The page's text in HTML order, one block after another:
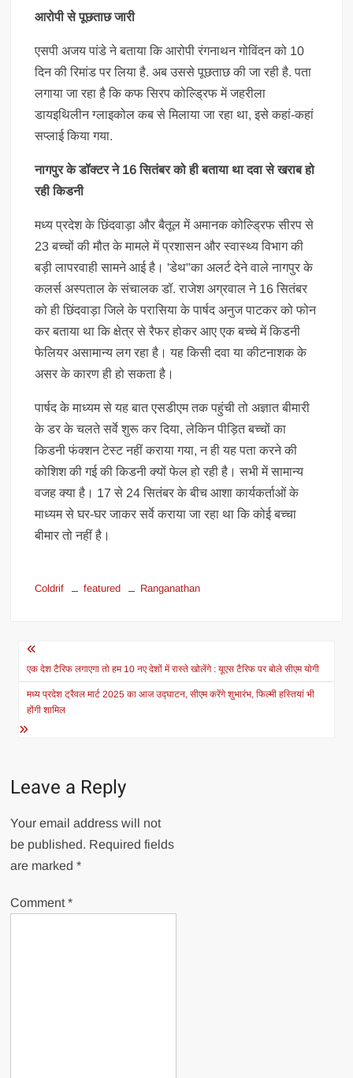
आरोपी से पूछताछ जारी
एसपी अजय पांडे ने बताया कि आरोपी रंगनाथन गोविंदन को 10
दिन की रिमांड पर लिया है. अब उससे पूछताछ की जा रही है. पता
लगाया जा रहा है कि कफ सिरप कोल्ड्रिफ में जहरीला
डायइथिलीन ग्लाइकोल कब से मिलाया जा रहा था, इसे कहां-कहां
सप्लाई किया गया.
नागपुर के डॉक्टर ने 16 सितंबर को ही बताया था दवा से खराब हो
रही किडनी
मध्य प्रदेश के छिंदवाड़ा और बैतूल में अमानक कोल्ड्रिफ सीरप से
23 बच्चों की मौत के मामले में प्रशासन और स्वास्थ्य विभाग की
बड़ी लापरवाही सामने आई है। 'डेथ"का अलर्ट देने वाले नागपुर के
कलर्स अस्पताल के संचालक डॉ. राजेश अग्रवाल ने 16 सितंबर
को ही छिंदवाड़ा जिले के परासिया के पार्षद अनुज पाटकर को फोन
कर बताया था कि क्षेत्र से रैफर होकर आए एक बच्चे में किडनी
फेलियर असामान्य लग रहा है। यह किसी दवा या कीटनाशक के
असर के कारण ही हो सकता है।
पार्षद के माध्यम से यह बात एसडीएम तक पहुंची तो अज्ञात बीमारी
के डर के चलते सर्वे शुरू कर दिया, लेकिन पीड़ित बच्चों का
किडनी फंक्शन टेस्ट नहीं कराया गया, न ही यह पता करने की
कोशिश की गई की किडनी क्यों फेल हो रही है। सभी में सामान्य
वजह क्या है। 17 से 24 सितंबर के बीच आशा कार्यकर्ताओं के
माध्यम से घर-घर जाकर सर्वे कराया जा रहा था कि कोई बच्चा
बीमार तो नहीं है।
Coldrif featured Ranganathan
Post
navigation
एक देश टैरिफ लगाएगा तो हम 10 नए देशों में रास्ते खोलेंगे : यूएस टैरिफ पर बोले सीएम योगी
मध्य प्रदेश ट्रैवल मार्ट 2025 का आज उद्घाटन, सीएम करेंगे शुभारंभ, फिल्मी हस्तियां भी
होंगी शामिल
Leave a Reply
Your email address will not
be published. Required fields
are marked*
Comment*